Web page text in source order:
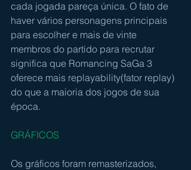
cada jogada pareça única. O fato de
haver vários personagens principais
para escolher e mais de vinte
membros do partido para recrutar
significa que Romancing SaGa 3
oferece mais replayability(fator replay)
do que a maioria dos jogos de sua
época.
GRÁFICOS
Os gráficos foram remasterizados,